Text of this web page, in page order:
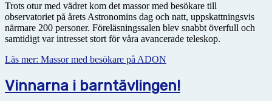
Trots otur med vädret kom det massor med besökare till
observatoriet på årets Astronomins dag och natt, uppskattningsvis
närmare 200 personer. Föreläsningssalen blev snabbt överfull och
samtidigt var intresset stort för våra avancerade teleskop.
Läs mer: Massor med besökare på ADON
Vinnarna i barntävlingen!